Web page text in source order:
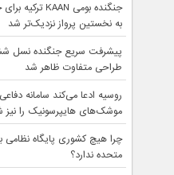
به نخستین پرواز نزدیک‌تر شد
طراحی متفاوت ظاهر شد
موشک‌های هایپرسونیک را
چرا هیچ کشوری پایگاه نظامی
متحده ندارد؟